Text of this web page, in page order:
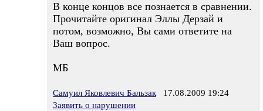
В конце концов все познается в сравнении.
Прочитайте оригинал Эллы Дерзай и
потом, возможно, Вы сами ответите на
Ваш вопрос.
МБ
Самуил Яковлевич Бальзак 17.08.2009 19:24
Заявить о нарушении